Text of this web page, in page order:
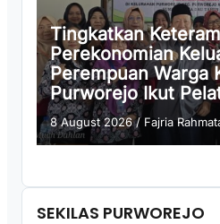
Tingkatkan
Perekonomian
Perempuan Warga
Purworejo Ikut
8 August 2026/ Fajria
SEKILAS PURWOREJO